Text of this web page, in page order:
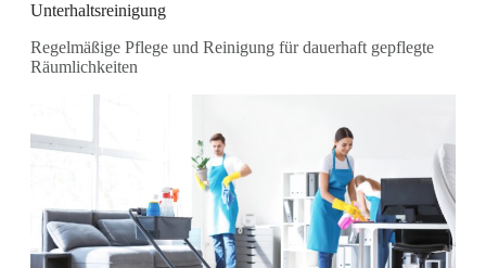
Unterhaltsreinigung
Regelmäßige Pflege und Reinigung für dauerhaft gepflegte
Räumlichkeiten